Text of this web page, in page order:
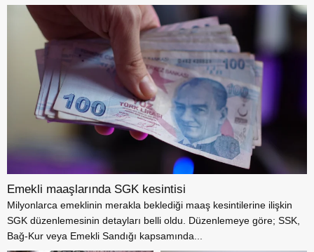
Emekli maaşlarında SGK kesintisi
Milyonlarca emeklinin merakla beklediği maaş kesintilerine ilişkin
SGK düzenlemesinin detayları belli oldu. Düzenlemeye göre; SSK,
Bağ-Kur veya Emekli Sandığı kapsamında...